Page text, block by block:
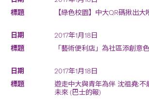
【綠色校園】中大QR碼揪出大
2017年1月18日
「藝術便利店」為社區添創意
2017年1月18日
遊走中大與青年為伴 沈祖堯:不
未來 (巴士的報)